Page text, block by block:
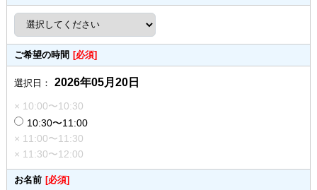
ご希望の時間 [必須]
選択日： 2026年05月20日
× 10:00〜10:30
10:30〜11:00
× 11:00〜11:30
× 11:30〜12:00
お名前 [必須]